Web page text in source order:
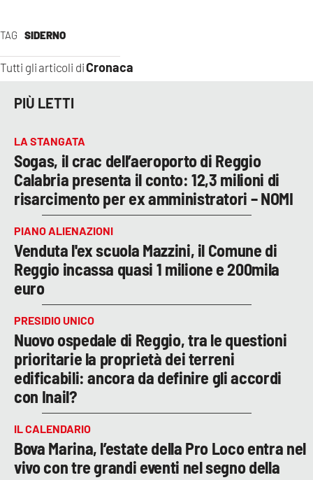
TAG SIDERNO
Tutti gli articoli diCronaca
PIÙ LETTI
LA STANGATA
Sogas, il crac dell’aeroporto di Reggio
Calabria presenta il conto: 12,3 milioni di
risarcimento per ex amministratori – NOMI
PIANO ALIENAZIONI
Venduta l'ex scuola Mazzini, il Comune di
Reggio incassa quasi 1 milione e 200mila
euro
PRESIDIO UNICO
Nuovo ospedale di Reggio, tra le questioni
prioritarie la proprietà dei terreni
edificabili: ancora da definire gli accordi
con Inail?
IL CALENDARIO
Bova Marina, l’estate della Pro Loco entra nel
vivo con tre grandi eventi nel segno della